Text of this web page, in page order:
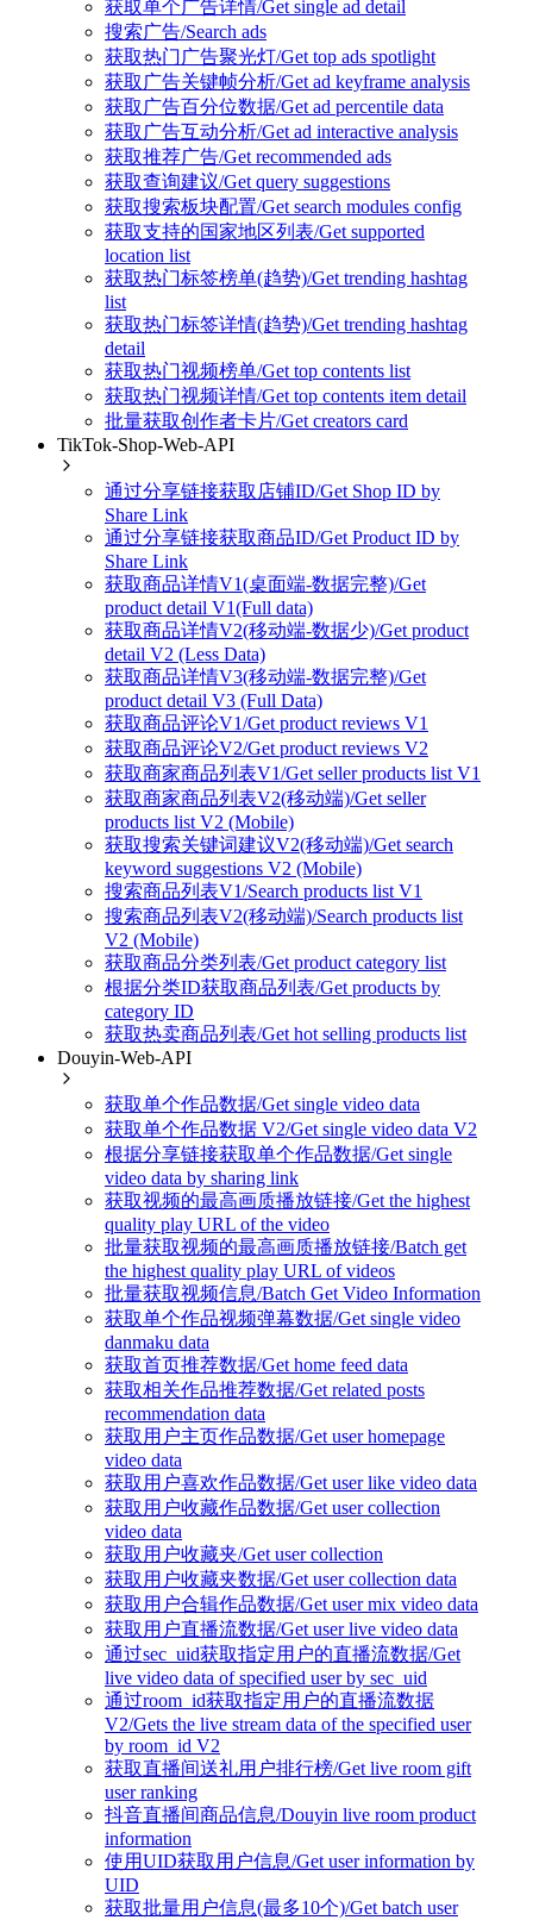
获取单个广告详情/Get single ad detail
搜索广告/Search ads
获取热门广告聚光灯/Get top ads spotlight
获取广告关键帧分析/Get ad keyframe analysis
获取广告百分位数据/Get ad percentile data
获取广告互动分析/Get ad interactive analysis
获取推荐广告/Get recommended ads
获取查询建议/Get query suggestions
获取搜索板块配置/Get search modules config
获取支持的国家地区列表/Get supported
location list
获取热门标签榜单(趋势)/Get trending hashtag
list
获取热门标签详情(趋势)/Get trending hashtag
detail
获取热门视频榜单/Get top contents list
获取热门视频详情/Get top contents item detail
批量获取创作者卡片/Get creators card
TikTok-Shop-Web-API
通过分享链接获取店铺ID/Get Shop ID by
Share Link
通过分享链接获取商品ID/Get Product ID by
Share Link
获取商品详情V1(桌面端-数据完整)/Get
product detail V1(Full data)
获取商品详情V2(移动端-数据少)/Get product
detail V2 (Less Data)
获取商品详情V3(移动端-数据完整)/Get
product detail V3 (Full Data)
获取商品评论V1/Get product reviews V1
获取商品评论V2/Get product reviews V2
获取商家商品列表V1/Get seller products list V1
获取商家商品列表V2(移动端)/Get seller
products list V2 (Mobile)
获取搜索关键词建议V2(移动端)/Get search
keyword suggestions V2 (Mobile)
搜索商品列表V1/Search products list V1
搜索商品列表V2(移动端)/Search products list
V2 (Mobile)
获取商品分类列表/Get product category list
根据分类ID获取商品列表/Get products by
category ID
获取热卖商品列表/Get hot selling products list
Douyin-Web-API
获取单个作品数据/Get single video data
获取单个作品数据 V2/Get single video data V2
根据分享链接获取单个作品数据/Get single
video data by sharing link
获取视频的最高画质播放链接/Get the highest
quality play URL of the video
批量获取视频的最高画质播放链接/Batch get
the highest quality play URL of videos
批量获取视频信息/Batch Get Video Information
获取单个作品视频弹幕数据/Get single video
danmaku data
获取首页推荐数据/Get home feed data
获取相关作品推荐数据/Get related posts
recommendation data
获取用户主页作品数据/Get user homepage
video data
获取用户喜欢作品数据/Get user like video data
获取用户收藏作品数据/Get user collection
video data
获取用户收藏夹/Get user collection
获取用户收藏夹数据/Get user collection data
获取用户合辑作品数据/Get user mix video data
获取用户直播流数据/Get user live video data
通过sec_uid获取指定用户的直播流数据/Get
live video data of specified user by sec_uid
通过room_id获取指定用户的直播流数据
V2/Gets the live stream data of the specified user
by room_id V2
获取直播间送礼用户排行榜/Get live room gift
user ranking
抖音直播间商品信息/Douyin live room product
information
使用UID获取用户信息/Get user information by
UID
获取批量用户信息(最多10个)/Get batch user